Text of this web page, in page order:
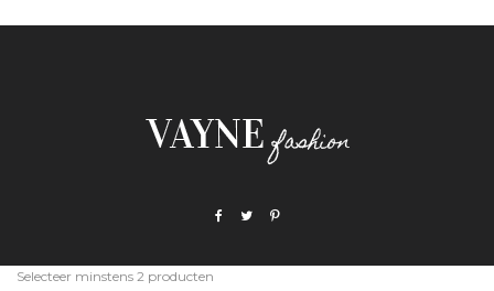
Selecteer minstens 2 producten